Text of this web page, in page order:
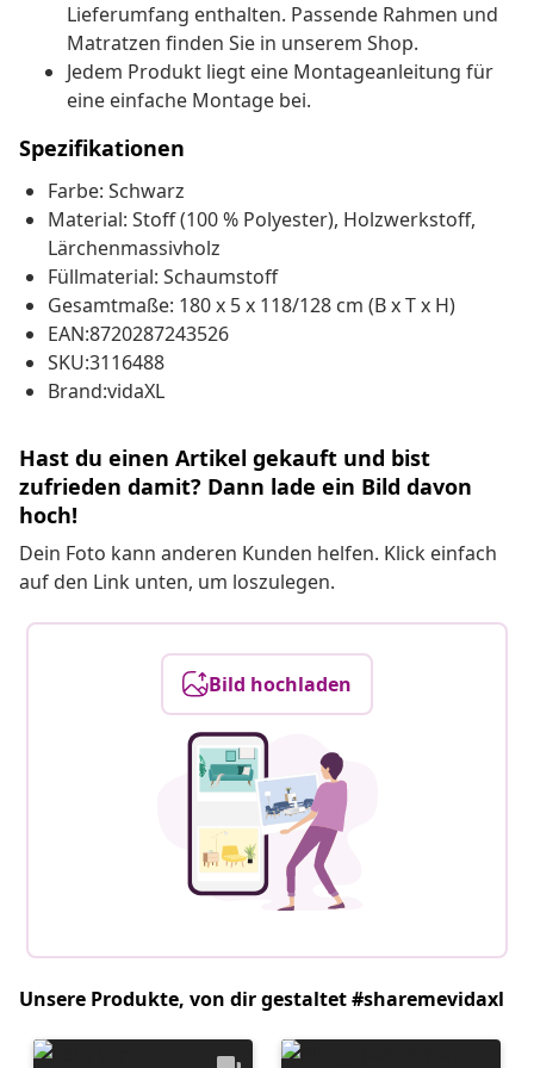
Lieferumfang enthalten. Passende Rahmen und
Matratzen finden Sie in unserem Shop.
Jedem Produkt liegt eine Montageanleitung für
eine einfache Montage bei.
Spezifikationen
Farbe: Schwarz
Material: Stoff (100 % Polyester), Holzwerkstoff,
Lärchenmassivholz
Füllmaterial: Schaumstoff
Gesamtmaße: 180 x 5 x 118/128 cm (B x T x H)
EAN:8720287243526
SKU:3116488
Brand:vidaXL
Hast du einen Artikel gekauft und bist
zufrieden damit? Dann lade ein Bild davon
hoch!
Dein Foto kann anderen Kunden helfen. Klick einfach
auf den Link unten, um loszulegen.
Bild hochladen
Unsere Produkte, von dir gestaltet #sharemevidaxl